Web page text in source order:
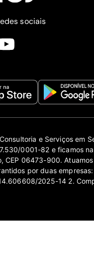
sociais
e Serviços em
0001-82 e ficamos
CEP 06473-900.
por duas
2025-14 2.